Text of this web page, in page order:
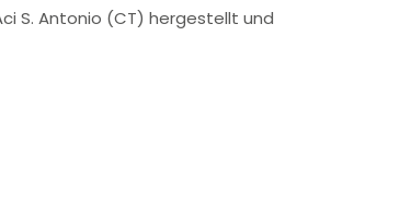
S. Antonio (CT) hergestellt und